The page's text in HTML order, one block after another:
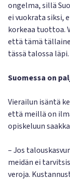
ongelma, sillä
ei vuokrata siksi,
korkeaa tuottoa.
että tämä
tässä talossa läpi.
Suomessa on
Vierailun isäntä
että meillä on
opiskeluun
– Jos
meidän ei
veroja.